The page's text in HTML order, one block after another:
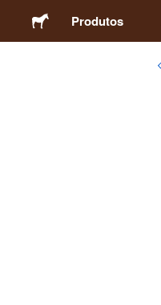
Produtos